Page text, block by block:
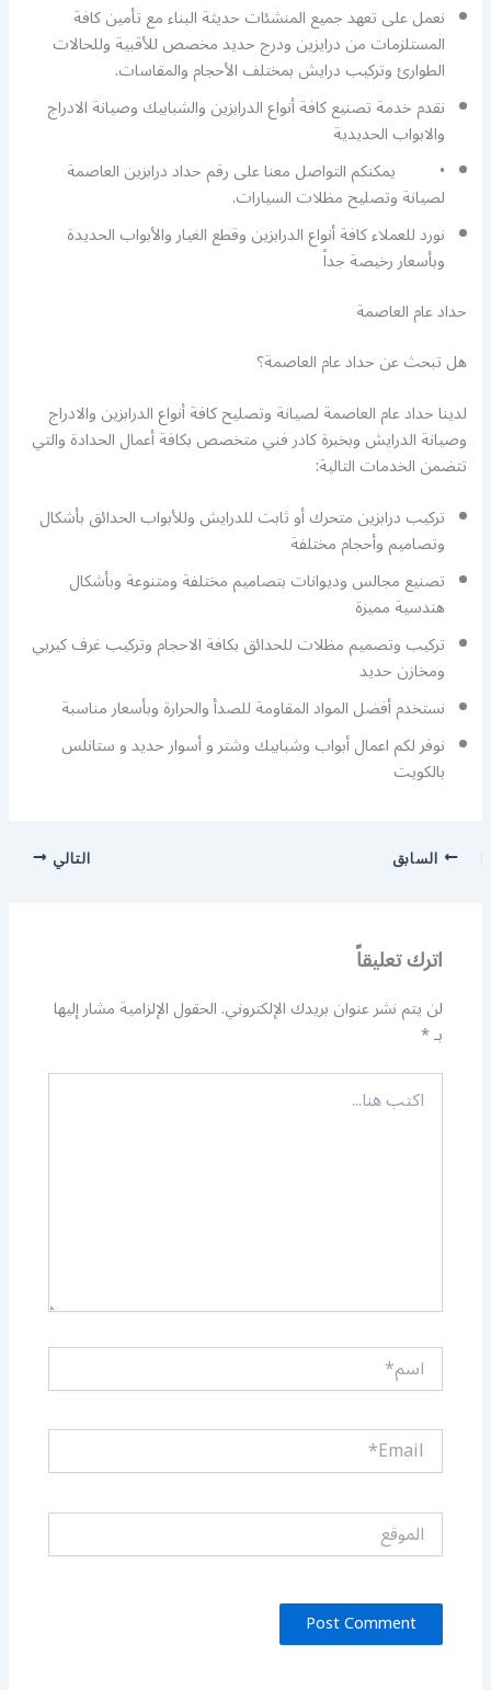
نعمل على تعهد جميع المنشئات حديثة البناء مع تأمين كافة
المستلزمات من درايزين ودرج حديد مخصص للأقبية وللحالات
الطوارئ وتركيب درايش بمختلف الأحجام والمقاسات.
نقدم خدمة تصنيع كافة أنواع الدرابزين والشبابيك وصيانة الادراج
والابواب الحديدية
• يمكنكم التواصل معنا على رقم حداد درابزين العاصمة
لصيانة وتصليح مظلات السيارات.
نورد للعملاء كافة أنواع الدرابزين وقطع الغيار والأبواب الحديدة
وبأسعار رخيصة جداً
حداد عام العاصمة
هل تبحث عن حداد عام العاصمة؟
لدينا حداد عام العاصمة لصيانة وتصليح كافة أنواع الدرابزين والادراج
وصيانة الدرايش وبخبرة كادر فني متخصص بكافة أعمال الحدادة والتي
تتضمن الخدمات التالية:
تركيب درابزين متحرك أو ثابت للدرايش وللأبواب الحدائق بأشكال
وتصاميم وأحجام مختلفة
تصنيع مجالس وديوانات بتصاميم مختلفة ومتنوعة وبأشكال
هندسية مميزة
تركيب وتصميم مظلات للحدائق بكافة الاحجام وتركيب غرف كيربي
ومخازن حديد
نستخدم أفضل المواد المقاومة للصدأ والحرارة وبأسعار مناسبة
نوفر لكم اعمال أبواب وشبابيك وشتر و أسوار حديد و ستانلس
بالكويت
السابق التالي
اترك تعليقاً
لن يتم نشر عنوان بريدك الإلكتروني.الحقول الإلزامية مشار إليها
بـ*
اكتب
هنا...
اسم*
Email*
الموقع